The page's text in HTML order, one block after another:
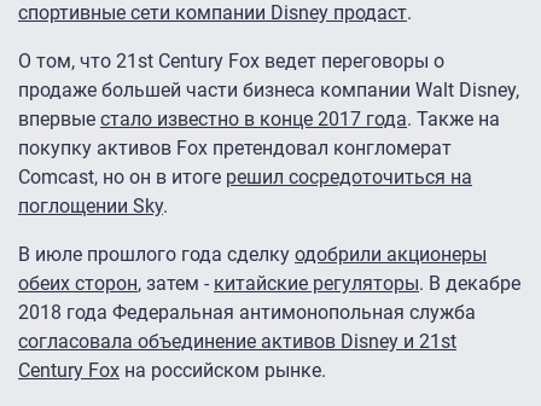
спортивные сети компании Disney продаст.
О том, что 21st Century Fox ведет переговоры о
продаже большей части бизнеса компании Walt Disney,
впервые стало известно в конце 2017 года. Также на
покупку активов Fox претендовал конгломерат
Comcast, но он в итоге решил сосредоточиться на
поглощении Sky.
В июле прошлого года сделку одобрили акционеры
обеих сторон, затем - китайские регуляторы. В декабре
2018 года Федеральная антимонопольная служба
согласовала объединение активов Disney и 21st
Century Fox на российском рынке.